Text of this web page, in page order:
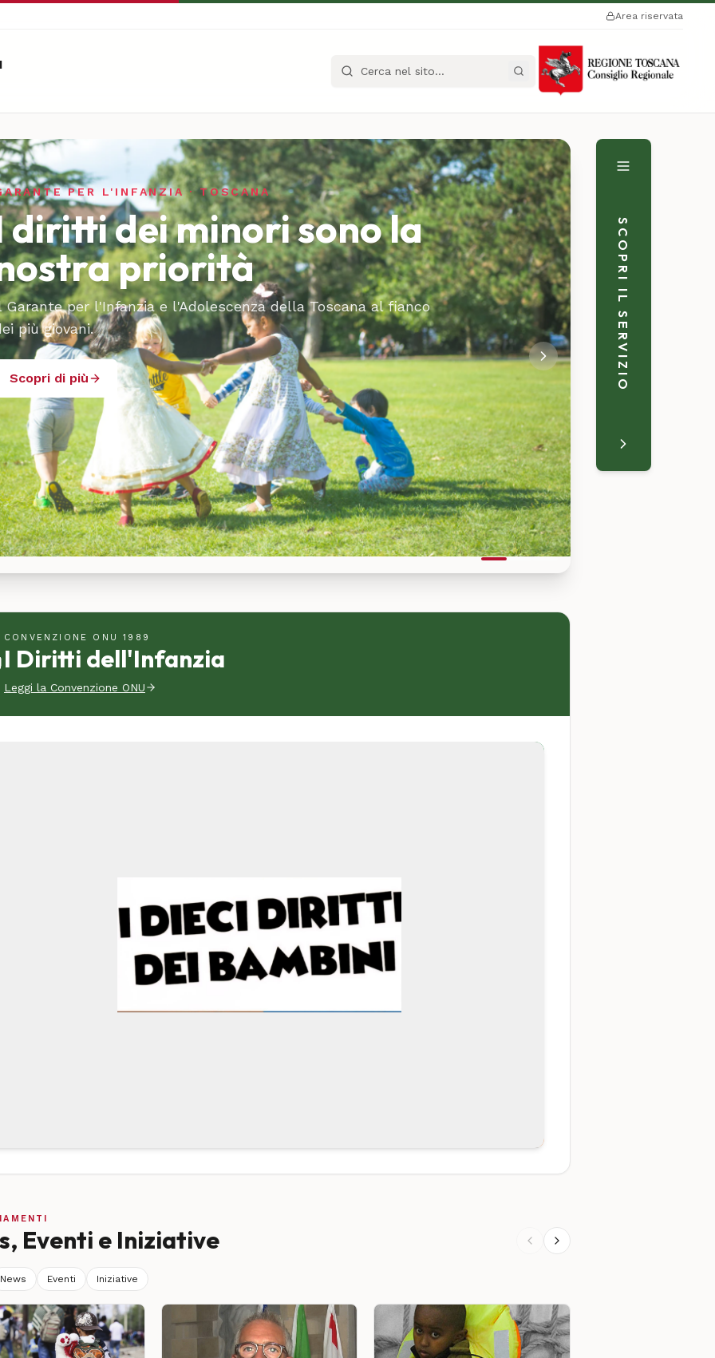
Area riservata
Cerca nel sito
PER L'INFANZIA · TOSCANA
diritti dei minori sono la
priorità
Garante per l'Infanzia e l'Adolescenza della Toscana al fianco
più giovani.
Scopri di più
CONVENZIONE ONU 1989
I Diritti dell'Infanzia
Leggi la Convenzione ONU
Eventi e Iniziative
News Eventi Iniziative
SCOPRI IL SERVIZIO